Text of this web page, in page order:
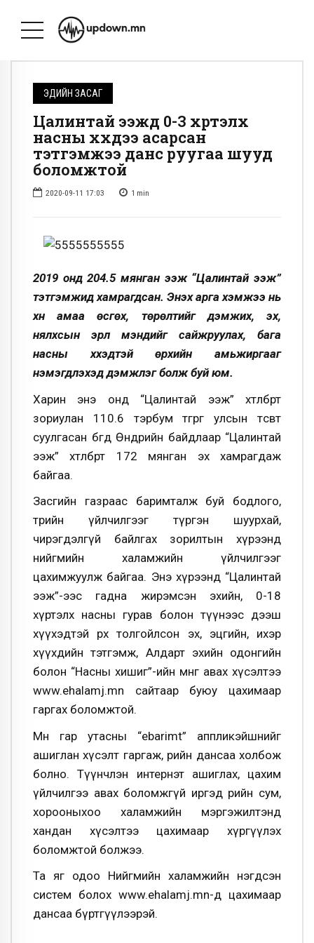
ЭДИЙН ЗАСАГ
Цалинтай ээжүүд 0-3 хүртэлх
насны хүүхдээ асарсан
тэтгэмжээ данс руугаа шууд
боломжтой
2020-09-11 17:03 1 min
2019 онд 204.5 мянган ээж “Цалинтай ээж”
тэтгэмжид хамрагдсан. Энэхүү арга хэмжээ нь
хүн амаа өсгөх, төрөлтийг дэмжих, эх,
нялхсын эрүүл мэндийг сайжруулах, бага
насны хүүхэдтэй өрхийн амьжиргааг
нэмэгдүүлэхэд дэмжлэг болж буй юм.
Харин энэ онд “Цалинтай ээж” хөтөлбөрт
зориулан 110.6 тэрбум төгрөг улсын төсөвт
суулгасан бөгөөд Өнөөдрийн байдлаар “Цалинтай
ээж” хөтөлбөрт 172 мянган эх хамрагдаж
байгаа.
Засгийн газраас баримталж буй бодлого,
төрийн үйлчилгээг түргэн шуурхай,
чирэгдэлгүй байлгах зорилтын хүрээнд
нийгмийн халамжийн үйлчилгээг
цахимжуулж байгаа. Энэ хүрээнд “Цалинтай
ээж”-ээс гадна жирэмсэн эхийн, 0-18
хүртэлх насны гурав болон түүнээс дээш
хүүхэдтэй өрх толгойлсон эх, эцгийн, ихэр
хүүхдийн тэтгэмж, Алдарт эхийн одонгийн
болон “Насны хишиг”-ийн мөнгө авах хүсэлтээ
www.ehalamj.mn сайтаар буюу цахимаар
гаргах боломжтой.
Мөн гар утасны “ebarimt” аппликэйшнийг
ашиглан хүсэлт гаргаж, өөрийн дансаа холбож
болно. Түүнчлэн интернэт ашиглах, цахим
үйлчилгээ авах боломжгүй иргэд өөрийн сум,
хорооныхоо халамжийн мэргэжилтэнд
хандан хүсэлтээ цахимаар хүргүүлэх
боломжтой болжээ.
Та яг одоо Нийгмийн халамжийн нэгдсэн
систем болох www.ehalamj.mn-д цахимаар
дансаа бүртгүүлээрэй.